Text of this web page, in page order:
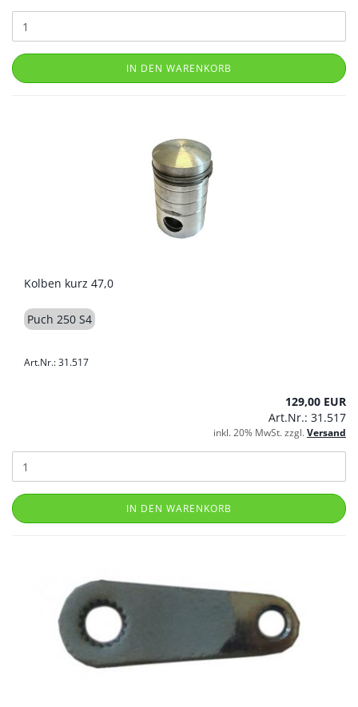
IN DEN WARENKORB
Kolben kurz 47,0
Puch 250 S4
Art.Nr.: 31.517
129,00 EUR
Art.Nr.: 31.517
inkl. 20% MwSt. zzgl.Versand
IN DEN WARENKORB